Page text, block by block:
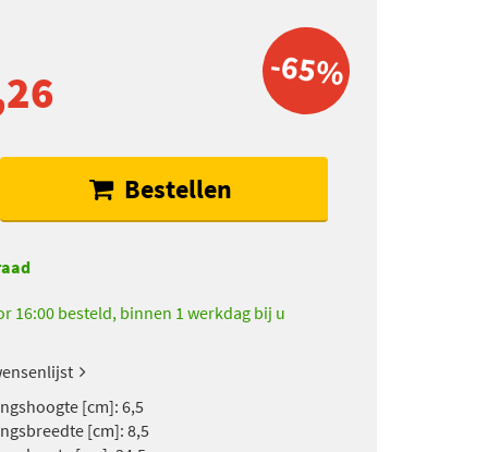
-65%
Bestellen
16:00 besteld, binnen 1 werkdag bij u
[cm]: 6,5
[cm]: 8,5